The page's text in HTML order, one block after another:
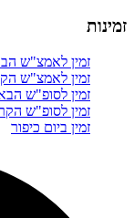
זמינות
זמין לאמצ"ש
זמין לאמצ"ש
זמין לסופ"ש
זמין לסופ"ש
זמין ביום כיפור